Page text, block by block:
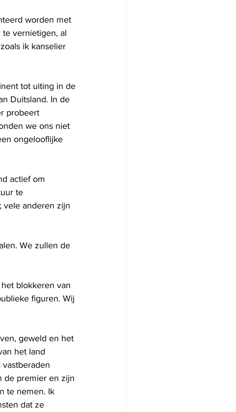
worden met
vernietigen, al
ik kanselier
tot uiting in de
Duitsland. In de
probeert
we ons niet
ongelooflijke
actief om
te
vele anderen zijn
We zullen de
blokkeren van
figuren. Wij
geweld en het
het land
de premier en zijn
te nemen. Ik
dat ze